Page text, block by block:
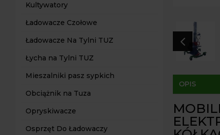
Kultywatory
Ładowacze Czołowe
Ładowacze Na Tylni TUZ
Łycha na Tylni TUZ
Mieszalniki pasz sypkich
Obciążnik na Tuza
Opryskiwacze
Osprzęt Do Ładowaczy
4
OPIS